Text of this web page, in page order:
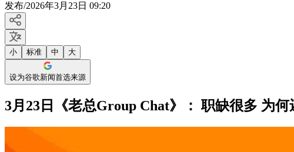
发布/2026年3月23日 09:20
小 标准 中 大
设为谷歌新闻首选来源
3月23日《老总Group Chat》： 职缺很多 为何